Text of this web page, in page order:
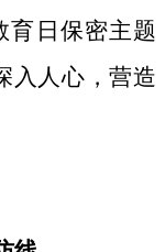
育日保密主题
入人心，营造